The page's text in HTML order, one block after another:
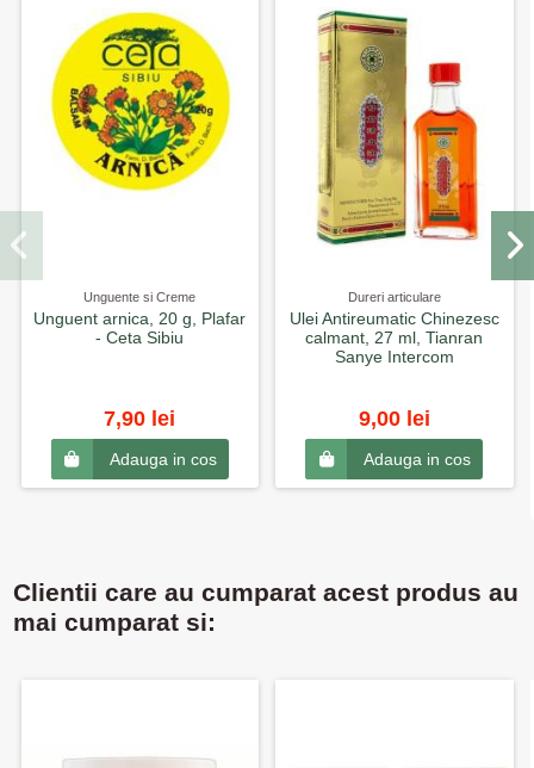
Unguente si Creme
Unguent arnica, 20 g, Plafar
- Ceta Sibiu
7,90 lei
Adauga in cos
Dureri articulare
Ulei Antireumatic Chinezesc
calmant, 27 ml, Tianran
Sanye Intercom
9,00 lei
Adauga in cos
Clientii care au cumparat acest produs au
mai cumparat si: